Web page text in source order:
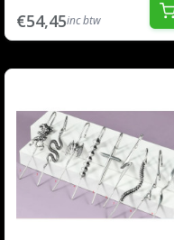
€54,45inc btw